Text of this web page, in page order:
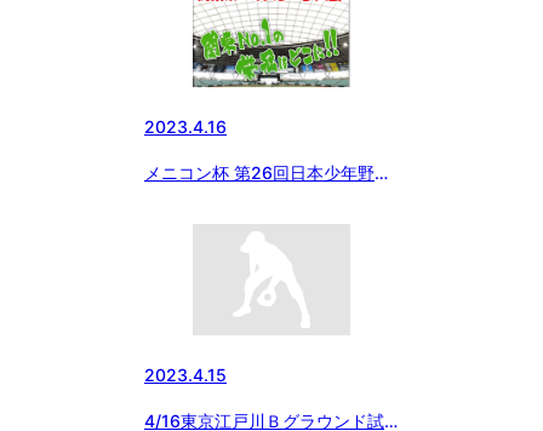
2023.4.16
メニコン杯 第26回日本少年野球
2023.4.15
4/16東京江戸川Ｂグラウンド試